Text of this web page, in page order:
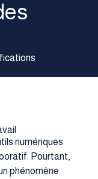
numériques
Pourtant,
phénomène